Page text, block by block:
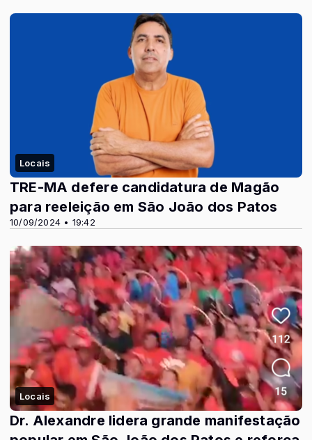
Locais
10/09/2024 • 19:42
TRE-MA defere candidatura de Magão
para reeleição em São João dos Patos
Locais
Dr. Alexandre lidera grande manifestação